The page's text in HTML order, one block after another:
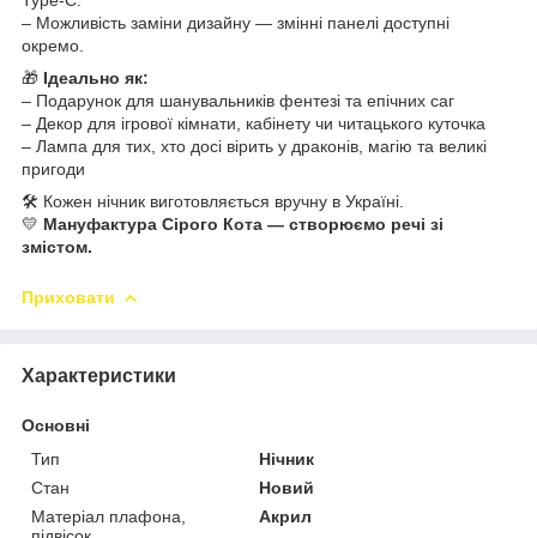
– Можливість заміни дизайну — змінні панелі доступні
окремо.
🎁 Ідеально як:
– Подарунок для шанувальників фентезі та епічних саг
– Декор для ігрової кімнати, кабінету чи читацького куточка
– Лампа для тих, хто досі вірить у драконів, магію та великі
пригоди
🛠️ Кожен нічник виготовляється вручну в Україні.
💛 Мануфактура Сірого Кота — створюємо речі зі
змістом.
Приховати
Характеристики
Основні
Тип
Нічник
Стан
Новий
Матеріал плафона,
Акрил